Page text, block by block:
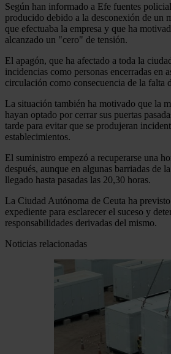
Según han informado a Efe fuentes
producido debido a la desconexión de un
que efectuaba la empresa y que ha
alcanzado un "cero" de tensión.
El apagón, que ha afectado a toda la
incidencias como personas encerradas en
circulación como consecuencia de la falta
La situación también ha motivado que la
hayan optado por cerrar sus puertas
tarde para evitar que se produjeran
establecimientos.
El suministro empezó a recuperarse una
después, aunque en algunas barriadas de
llegado hasta pasadas las 20,30 horas.
La Ciudad Autónoma de Ceuta ha
expediente para esclarecer el suceso y
responsabilidades derivadas del mismo.
Noticias relacionadas